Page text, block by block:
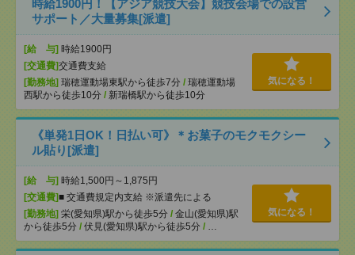
時給1900円！【アジア競技大会】競技会場での設営
サポート／大量募集[派遣]
[給 与] 時給1900円
[交通費]交通費支給
[勤務地] 瑞穂運動場東駅から徒歩7分 / 瑞穂運動場
西駅から徒歩10分 / 新瑞橋駅から徒歩10分
気になる！
《単発1日OK！日払い可》＊お菓子のモクモクシー
ル貼り[派遣]
[給 与] 時給1,500円～1,875円
[交通費]■ 交通費規定内支給 ※派遣先による
[勤務地] 栄(愛知県)駅から徒歩5分 / 金山(愛知県)駅
から徒歩5分 / 伏見(愛知県)駅から徒歩5分 / …
気になる！